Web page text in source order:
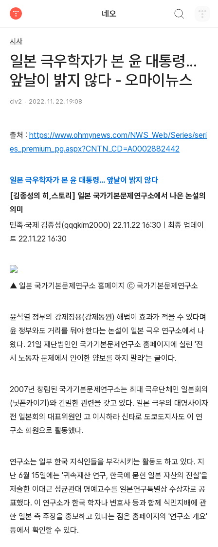
네오
시사
일본 극우학자가 본 윤 대통령...
앞날이 밝지 않다 - 오마이뉴스
civ2 2022. 11. 22. 19:08
출처 : https://www.ohmynews.com/NWS_Web/Series/seri
es_premium_pg.aspx?CNTN_CD=A0002882442
일본 극우학자가 본 윤 대통령... 앞날이 밝지 않다
[김종성의 히,스토리] 일본 국가기본문제연구소에서 나온 논설의
의미
민족·국제 김종성(qqqkim2000) 22.11.22 16:30ㅣ최종 업데이
트 22.11.22 16:30
▲ 일본 국가기본문제연구소 홈페이지 ⓒ 국가기본문제연구소
윤석열 정부의 강제징용(강제동원) 해법이 효과가 적을 수 있다며
윤 정부와도 거리를 둬야 한다는 논설이 일본 극우 연구소에서 나
왔다. 21일 재단법인인 국가기본문제연구소 홈페이지에 실린 '전
시 노동자 문제에서 안이한 양보를 하지 말라'는 글이다.
2007년 창립된 국가기본문제연구소는 최대 극우단체인 일본회의
(닛폰카이기)와 긴밀한 관련을 갖고 있다. 일본 극우의 대명사이자
전 일본회의 대표위원인 고 이시하라 신타로 도쿄도지사도 이 연
구소 회원으로 활동했다.
연구소는 일부 한국 지식인들을 부각시키는 활동도 하고 있다. 지
난 6월 15일에는 '귀속재산 연구, 한국에 묻힌 일본 자산의 진실'을
저술한 이대근 성균관대 명예교수를 일본연구특별상 수상자로 공
표했다. 이 연구소가 한국 학자나 변호사 등과 함께 식민지배에 관
한 일본 측 주장을 홍보하고 있다는 점은 홈페이지의 '연구소 개요'
등에서 확인할 수 있다.